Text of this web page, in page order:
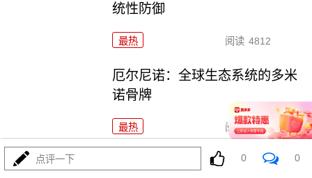
统性防御
最热 阅读 4812
厄尔尼诺：全球生态系统的多米
诺骨牌
最热 阅读 4722
厄尔尼诺：赤道太平洋的“气候脉
点评一下 0 0